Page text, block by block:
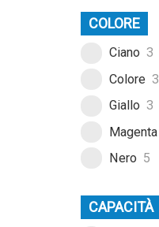
COLORE
Ciano 3
Colore 3
Giallo 3
Magenta
Nero 5
CAPACITÀ